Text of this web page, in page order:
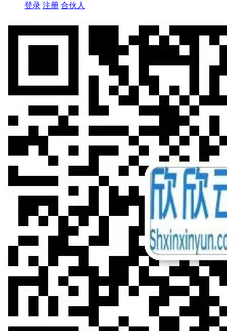
登录 注册 合伙人